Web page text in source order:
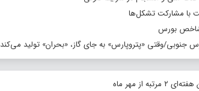
با مشارکت تشکل‌ها
جنوبی/وقتی «پتروپارس» به جای گاز، «بحران» تولید می‌کند
از مهر ماه